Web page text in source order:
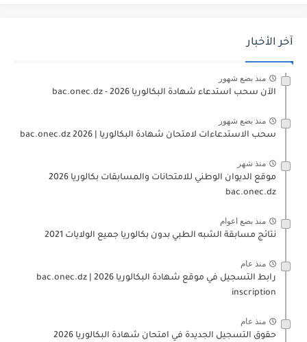
آخر الأخبار
منذ بضع شهور
الآن سحب استدعاء شهادة البكالوريا bac.onec.dz - 2026
منذ بضع شهور
سحب الاستدعاءات لامتحان شهادة البكالوريا | 2026 bac.onec.dz
منذ شهر
موقع الديوان الوطني للامتحانات والمسابقات بكالوريا 2026
bac.onec.dz
منذ بضع اعوام
نتائج مسابقة الشبه الطبي بدون بكالوريا جميع الولايات 2021
منذ عام
رابط التسجيل في موقع شهادة البكالوريا 2026 | bac.onec.dz
inscription
منذ عام
حقوق التسجيل الجديدة في امتحان شهادة البكالوريا 2026